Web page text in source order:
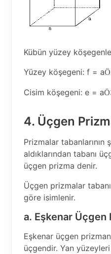
Kübün yüzey
Yüzey köşegeni: f = aÖ
Cisim köşegeni: e = aÖ
4. Üçgen
Prizmalar tabanlarının
aldıklarından tabanı
üçgen prizma denir.
Üçgen prizmalar
göre isimlenir.
a. Eşkenar Üçgen
Eşkenar üçgen
üçgendir. Yan